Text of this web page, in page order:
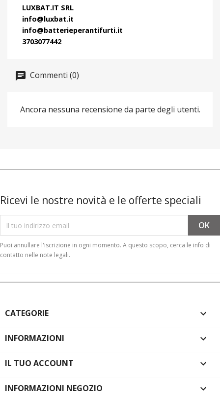
LUXBAT.IT SRL
info@luxbat.it
info@batterieperantifurti.it
3703077442
Commenti (0)
Ancora nessuna recensione da parte degli utenti.
Ricevi le nostre novità e le offerte speciali
Puoi annullare l'iscrizione in ogni momento. A questo scopo, cerca le info di
contatto nelle note legali.
CATEGORIE 
INFORMAZIONI 
IL TUO ACCOUNT 
INFORMAZIONI NEGOZIO keyboard_arrow_down